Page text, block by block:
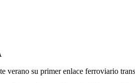
verano su primer enlace ferroviario